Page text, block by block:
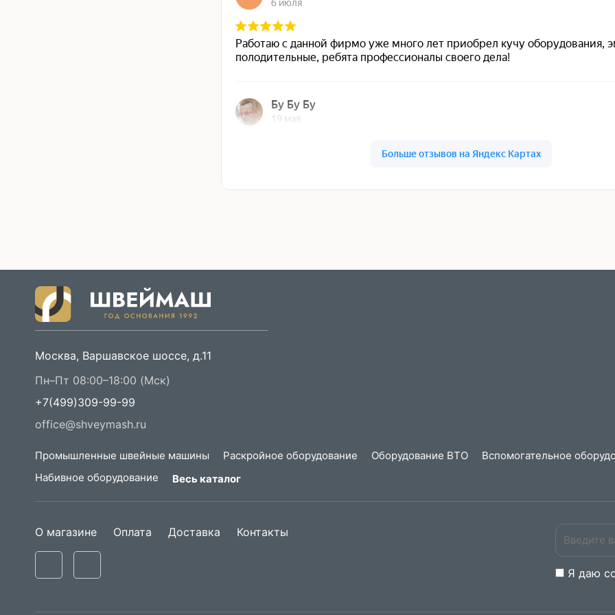
Москва, Варшавское шоссе, д.11
Пн–Пт 08:00–18:00 (Мск)
+7(499)309-99-99
office@shveymash.ru
Промышленные швейные машины Раскройное оборудование Оборудование ВТО
Вспомогательное
Набивное оборудование
Весь каталог
О магазине Оплата Доставка Контакты
Я даю